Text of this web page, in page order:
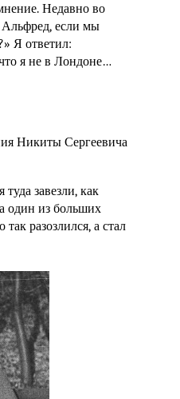
Недавно во
Альфред, если мы
Я ответил:
я не в Лондоне…
Никиты Сергеевича
завезли, как
один из больших
разозлился, а стал